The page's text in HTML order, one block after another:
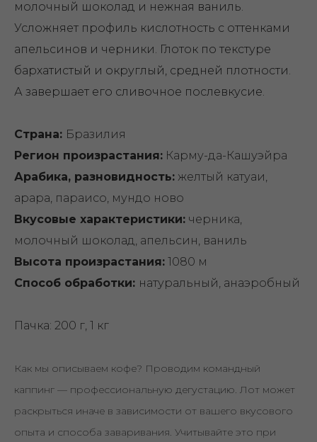
молочный шоколад и нежная ваниль.
Усложняет профиль кислотность с оттенками
апельсинов и черники. Глоток по текстуре
бархатистый и округлый, средней плотности.
А завершает его сливочное послевкусие.
Страна: Бразилия
Регион произрастания: Карму-да-Кашуэйра
Арабика, разновидность: желтый катуаи,
арара, параисо, мундо ново
Вкусовые характеристики: черника,
молочный шоколад, апельсин, ваниль
Высота произрастания: 1080 м
Способ обработки: натуральный, анаэробный
Пачка: 200 г, 1 кг
Как мы описываем кофе? Проводим командный
каппинг — профессиональную дегустацию. Лот может
раскрыться иначе в зависимости от вашего вкусового
опыта и способа заваривания. Учитывайте это при